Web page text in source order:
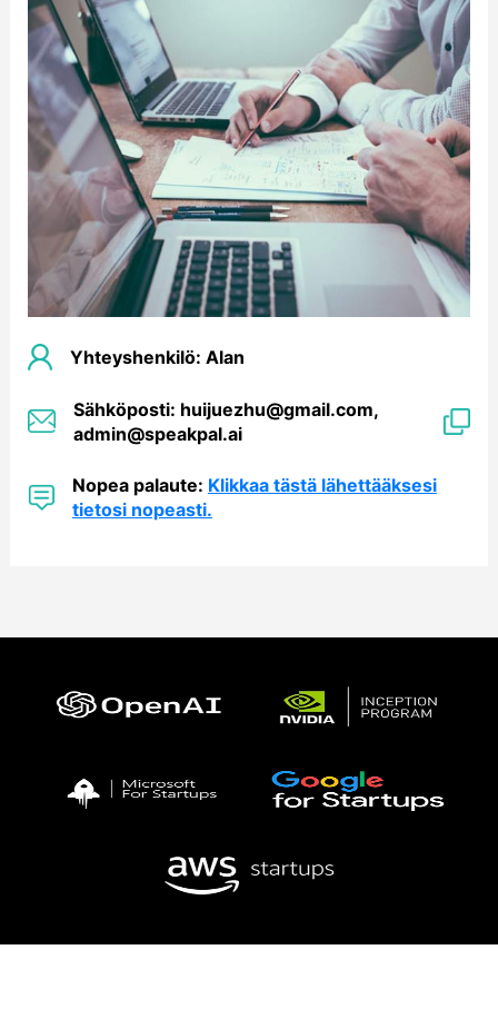
Yhteyshenkilö: Alan
Sähköposti: huijuezhu@gmail.com,
admin@speakpal.ai
Nopea palaute: Klikkaa tästä lähettääksesi
tietosi nopeasti.